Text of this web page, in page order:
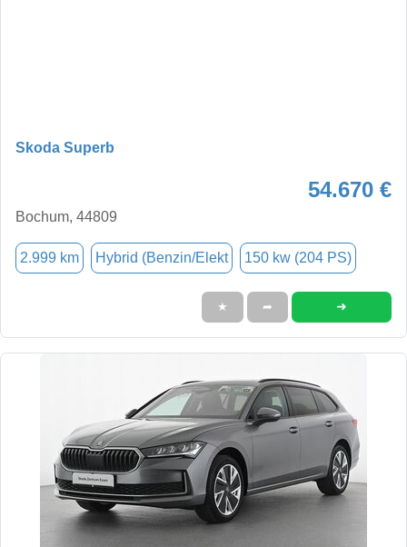
Skoda Superb
54.670 €
Bochum, 44809
2.999 km Hybrid (Benzin/Elekt 150 kw (204 PS)
★ ➦ ➜